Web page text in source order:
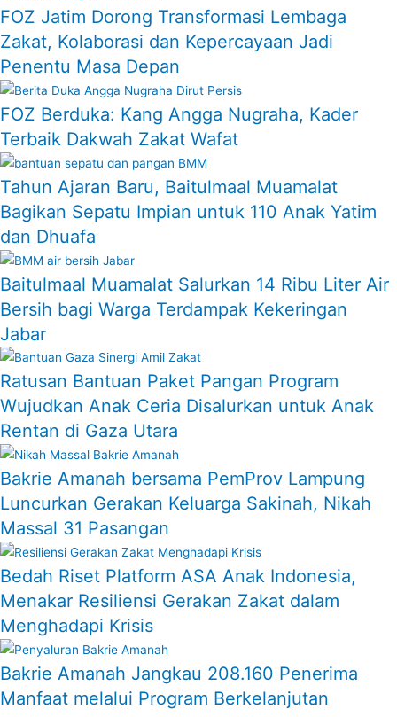
FOZ Jatim Dorong Transformasi Lembaga
Zakat, Kolaborasi dan Kepercayaan Jadi
Penentu Masa Depan
FOZ Berduka: Kang Angga Nugraha, Kader
Terbaik Dakwah Zakat Wafat
Tahun Ajaran Baru, Baitulmaal Muamalat
Bagikan Sepatu Impian untuk 110 Anak Yatim
dan Dhuafa
Baitulmaal Muamalat Salurkan 14 Ribu Liter Air
Bersih bagi Warga Terdampak Kekeringan
Jabar
Ratusan Bantuan Paket Pangan Program
Wujudkan Anak Ceria Disalurkan untuk Anak
Rentan di Gaza Utara
Bakrie Amanah bersama PemProv Lampung
Luncurkan Gerakan Keluarga Sakinah, Nikah
Massal 31 Pasangan
Bedah Riset Platform ASA Anak Indonesia,
Menakar Resiliensi Gerakan Zakat dalam
Menghadapi Krisis
Bakrie Amanah Jangkau 208.160 Penerima
Manfaat melalui Program Berkelanjutan